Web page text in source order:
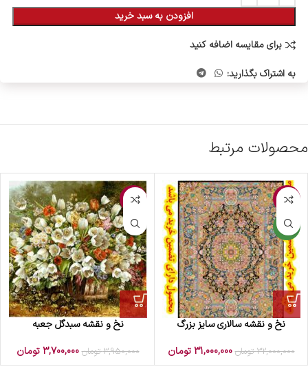
افزودن به سبد خرید
برای مقایسه اضافه کنید
به اشتراک بگذارید:
محصولات مرتبط
-3%
جدید
نخ و نقشه سالاری سایز بزرگ
32,000,000 تومان 31,000,000 تومان
-6%
نخ و نقشه سبدگل جعبه
3,950,000 تومان 3,700,000 تومان